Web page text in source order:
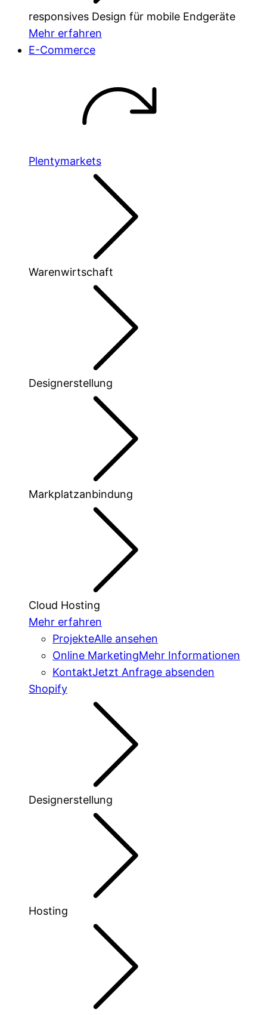
responsives Design für mobile Endgeräte
Mehr erfahren
E-Commerce
Plentymarkets
Warenwirtschaft
Designerstellung
Markplatzanbindung
Cloud Hosting
Mehr erfahren
ProjekteAlle ansehen
Online MarketingMehr Informationen
KontaktJetzt Anfrage absenden
Shopify
Designerstellung
Hosting